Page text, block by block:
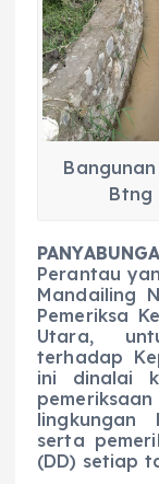
Btng
Perantau
Mandailing
Pemeriksa
Utara,
terhadap
ini dinalai
lingkungan
serta
(DD) setiap